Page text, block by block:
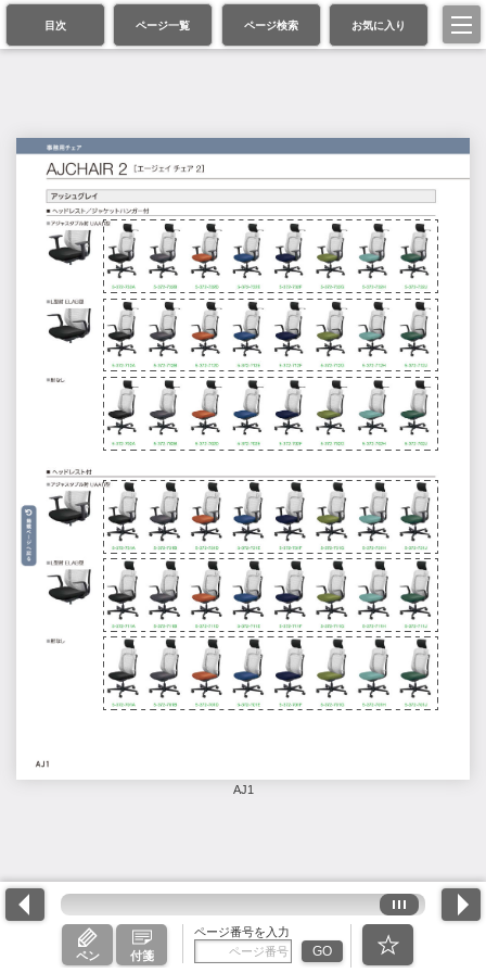
目次 ページ一覧 ページ検索 お気に入り
AJ1
ペン 付箋
ページ番号を入力
GO